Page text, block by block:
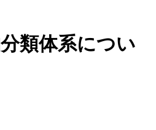
類体系につい